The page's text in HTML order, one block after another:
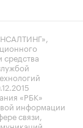
средства
«РБК»
информации
связи,